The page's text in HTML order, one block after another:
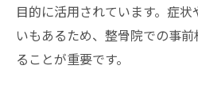
目的に活用されています。症
いもあるため、整骨院での事
ることが重要です。